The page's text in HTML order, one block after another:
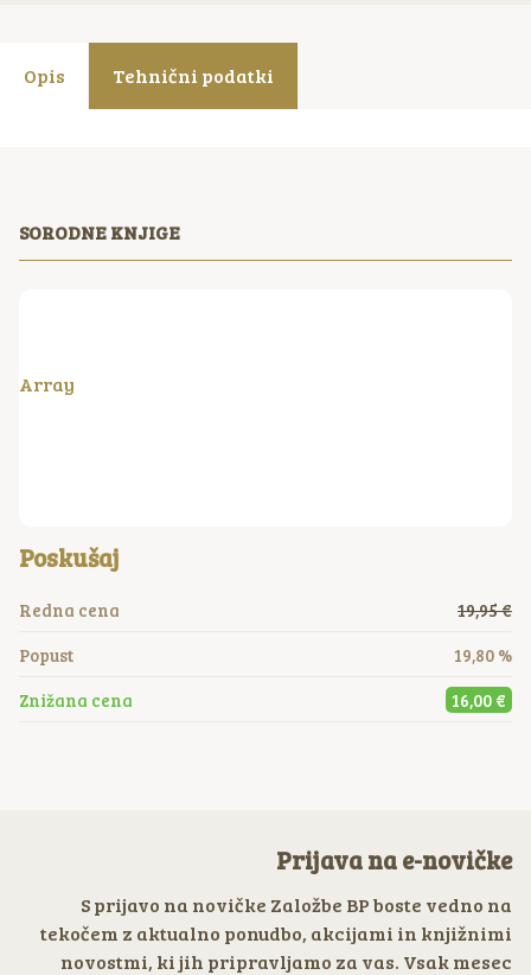
Opis Tehnični podatki
SORODNE KNJIGE
Array
Poskušaj
Redna cena
19,95 €
Popust
19,80 %
Znižana cena
16,00 €
Prijava na e-novičke
S prijavo na novičke Založbe BP boste vedno na
tekočem z aktualno ponudbo, akcijami in knjižnimi
novostmi, ki jih pripravljamo za vas. Vsak mesec